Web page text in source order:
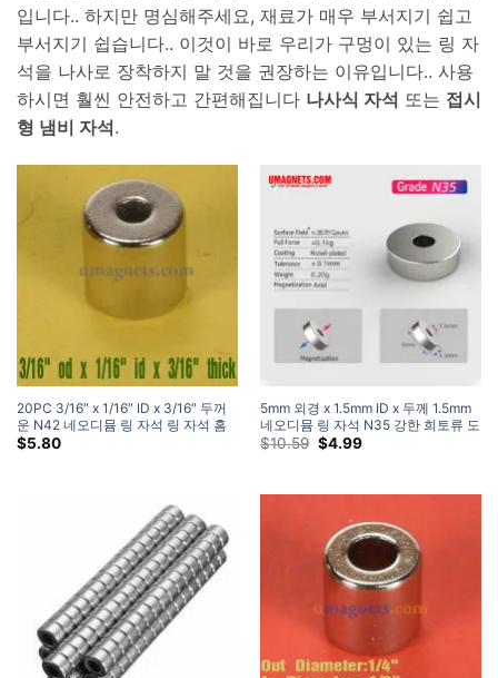
입니다.. 하지만 명심해주세요, 재료가 매우 부서지기 쉽고
부서지기 쉽습니다.. 이것이 바로 우리가 구멍이 있는 링 자
석을 나사로 장착하지 말 것을 권장하는 이유입니다.. 사용
하시면 훨씬 안전하고 간편해집니다 나사식 자석 또는 접시
형 냄비 자석.
20PC 3/16″ x 1/16″ ID x 3/16″ 두꺼
운 N42 네오디뮴 링 자석 링 자석 홈
디포 세일 아마존
$5.80
5mm 외경 x 1.5mm ID x 두께 1.5mm
네오디뮴 링 자석 N35 강한 희토류 도
넛 원형 자석
$10.59 원
래
은:
$4.99현
은: